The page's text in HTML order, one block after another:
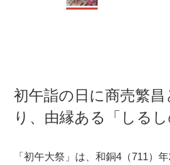
初午詣の日に商売繁
り、由縁ある「しる
「初午大祭」は、和銅4（711）